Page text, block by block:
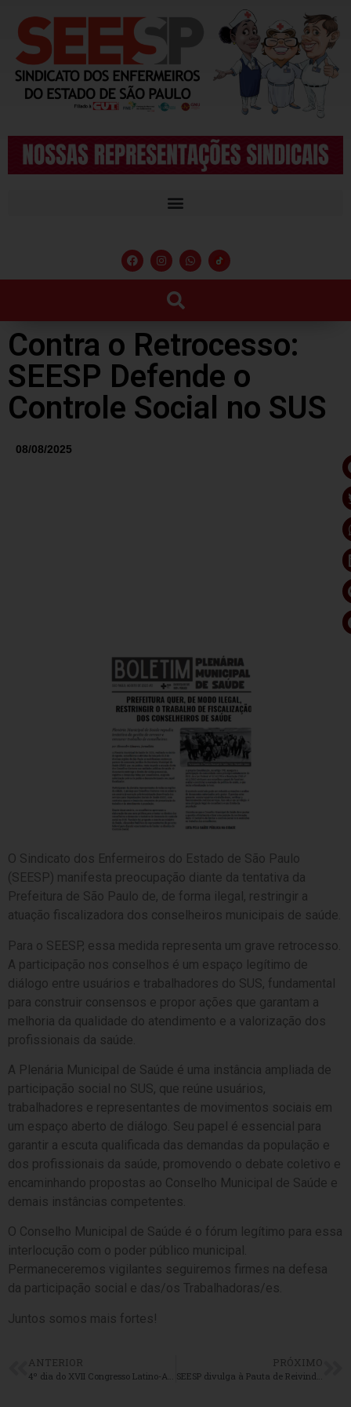
Contra o Retrocesso:
SEESP Defende o
Controle Social no SUS
08/08/2025
O Sindicato dos Enfermeiros do Estado de São Paulo
(SEESP) manifesta preocupação diante da tentativa da
Prefeitura de São Paulo de, de forma ilegal, restringir a
atuação fiscalizadora dos conselheiros municipais de saúde.
Para o SEESP, essa medida representa um grave retrocesso.
A participação nos conselhos é um espaço legítimo de
diálogo entre usuários e trabalhadores do SUS, fundamental
para construir consensos e propor ações que garantam a
melhoria da qualidade do atendimento e a valorização dos
profissionais da saúde.
A Plenária Municipal de Saúde é uma instância ampliada de
participação social no SUS, que reúne usuários,
trabalhadores e representantes de movimentos sociais em
um espaço aberto de diálogo. Seu papel é essencial para
garantir a escuta qualificada das demandas da população e
dos profissionais da saúde, promovendo o debate coletivo e
encaminhando propostas ao Conselho Municipal de Saúde e
demais instâncias competentes.
O Conselho Municipal de Saúde é o fórum legítimo para essa
interlocução com o poder público municipal.
Permaneceremos vigilantes seguiremos firmes na defesa
da participação social e das/os Trabalhadoras/es.
Juntos somos mais fortes!
ANTERIOR
4º dia do XVII Congresso Latino-Americano de Medicina Social e Saúde Coletiva
PRÓXIMO
SEESP divulga à Pauta de Reivindicações 2025/2026 para as/os Enfermeiras/os do Estado de São Paulo!